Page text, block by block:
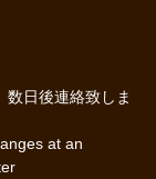
日後連絡致しま
at an